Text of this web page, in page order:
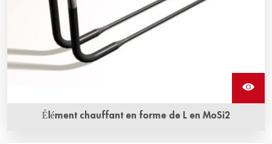
Élément chauffant en forme de L en MoSi2